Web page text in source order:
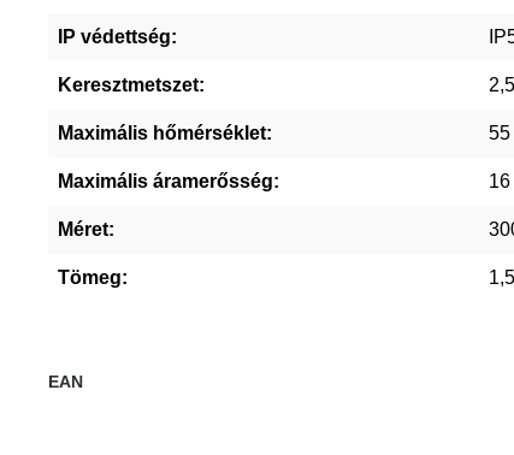
IP védettség:
Keresztmetszet:
Maximális hőmérséklet: 55
Maximális áramerősség: 16
Méret:
Tömeg:
EAN